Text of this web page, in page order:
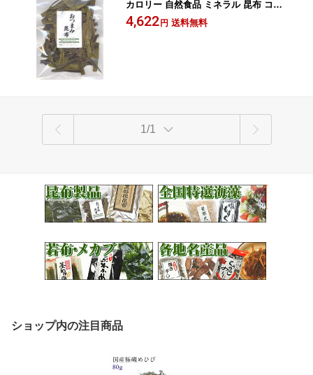
カロリー 自然食品 ミネラル 昆布 コン
ブ 海藻
4,622 円 送料無料
1/1
ショップ内の注目商品